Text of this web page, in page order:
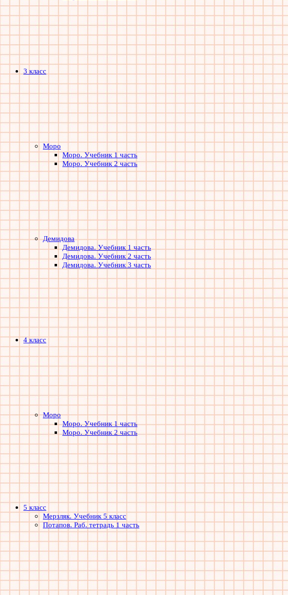
3 класс
Моро
Моро. Учебник 1 часть
Моро. Учебник 2 часть
Демидова
Демидова. Учебник 1 часть
Демидова. Учебник 2 часть
Демидова. Учебник 3 часть
4 класс
Моро
Моро. Учебник 1 часть
Моро. Учебник 2 часть
5 класс
Мерзляк. Учебник 5 класс
Потапов. Раб. тетрадь 1 часть